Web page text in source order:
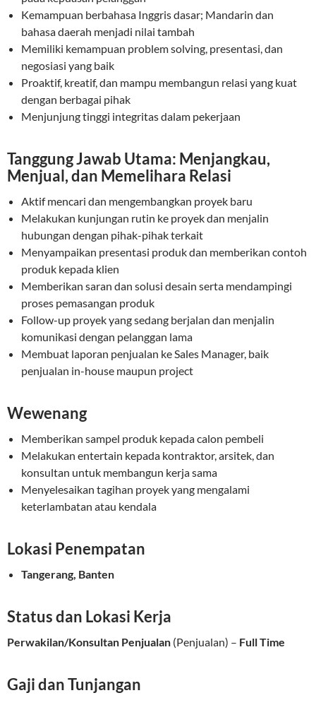
Kemampuan berbahasa Inggris dasar; Mandarin dan
bahasa daerah menjadi nilai tambah
Memiliki kemampuan problem solving, presentasi, dan
negosiasi yang baik
Proaktif, kreatif, dan mampu membangun relasi yang kuat
dengan berbagai pihak
Menjunjung tinggi integritas dalam pekerjaan
Tanggung Jawab Utama: Menjangkau,
Menjual, dan Memelihara Relasi
Aktif mencari dan mengembangkan proyek baru
Melakukan kunjungan rutin ke proyek dan menjalin
hubungan dengan pihak-pihak terkait
Menyampaikan presentasi produk dan memberikan contoh
produk kepada klien
Memberikan saran dan solusi desain serta mendampingi
proses pemasangan produk
Follow-up proyek yang sedang berjalan dan menjalin
komunikasi dengan pelanggan lama
Membuat laporan penjualan ke Sales Manager, baik
penjualan in-house maupun project
Wewenang
Memberikan sampel produk kepada calon pembeli
Melakukan entertain kepada kontraktor, arsitek, dan
konsultan untuk membangun kerja sama
Menyelesaikan tagihan proyek yang mengalami
keterlambatan atau kendala
Lokasi Penempatan
Tangerang, Banten
Status dan Lokasi Kerja
Perwakilan/Konsultan Penjualan (Penjualan) – Full Time
Gaji dan Tunjangan